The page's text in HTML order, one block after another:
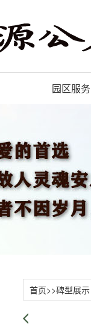
园区服务
首页>>碑型展示